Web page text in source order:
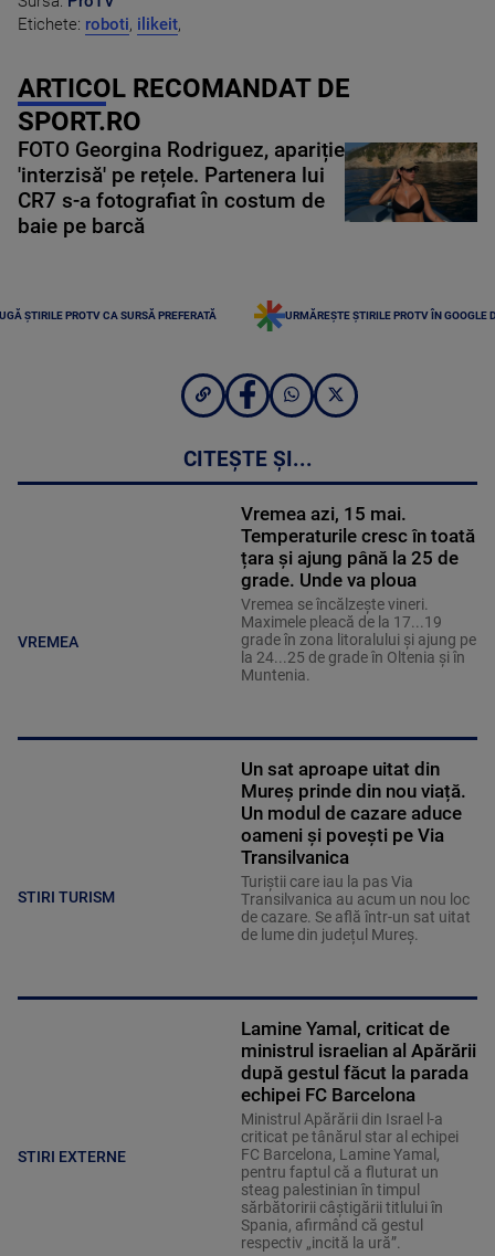
Etichete: roboti, ilikeit,
ARTICOL RECOMANDAT DE
SPORT.RO
FOTO Georgina Rodriguez, apariție
'interzisă' pe rețele. Partenera lui
CR7 s-a fotografiat în costum de
baie pe barcă
ȘTIRILE PROTV CA SURSĂ PREFERATĂ URMĂREȘTE ȘTIRILE PROTV ÎN GOOGLE
CITEȘTE ȘI...
VREMEA
Vremea azi, 15 mai.
Temperaturile cresc în toată
țara și ajung până la 25 de
grade. Unde va ploua
Vremea se încălzește vineri.
Maximele pleacă de la 17...19
grade în zona litoralului și ajung pe
la 24...25 de grade în Oltenia și în
Muntenia.
STIRI TURISM
Un sat aproape uitat din
Mureș prinde din nou viață.
Un modul de cazare aduce
oameni și povești pe Via
Transilvanica
Turiștii care iau la pas Via
Transilvanica au acum un nou loc
de cazare. Se află într-un sat uitat
de lume din județul Mureș.
STIRI EXTERNE
Lamine Yamal, criticat de
ministrul israelian al Apărării
după gestul făcut la parada
echipei FC Barcelona
Ministrul Apărării din Israel l-a
criticat pe tânărul star al echipei
FC Barcelona, Lamine Yamal,
pentru faptul că a fluturat un
steag palestinian în timpul
sărbătoririi câștigării titlului în
Spania, afirmând că gestul
respectiv „incită la ură”.